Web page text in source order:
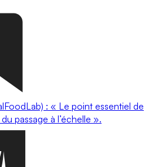
: « Le point essentiel de
passage à l’échelle ».